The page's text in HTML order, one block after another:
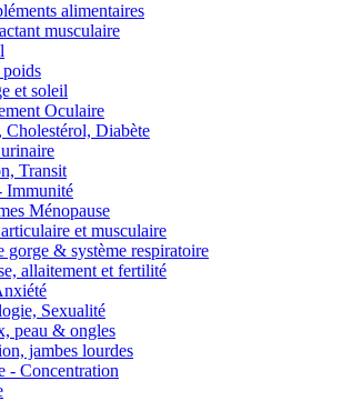
alimentaires
musculaire
poids
et soleil
Oculaire
Cholestérol, Diabète
Transit
Immunité
Ménopause
et musculaire
gorge & système respiratoire
allaitement et fertilité
Sexualité
peau & ongles
jambes lourdes
- Concentration